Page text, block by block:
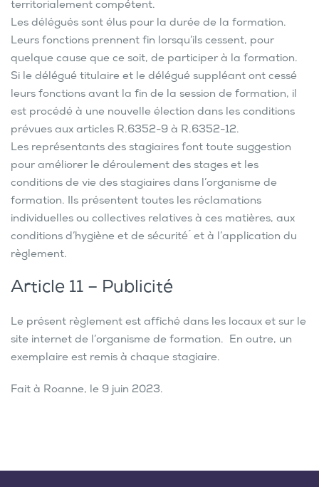
territorialement compétent.
Les délégués sont élus pour la durée de la formation.
Leurs fonctions prennent fin lorsqu’ils cessent, pour
quelque cause que ce soit, de participer à la formation.
Si le délégué titulaire et le délégué suppléant ont cessé
leurs fonctions avant la fin de la session de formation, il
est procédé à une nouvelle élection dans les conditions
prévues aux articles R.6352-9 à R.6352-12.
Les représentants des stagiaires font toute suggestion
pour améliorer le déroulement des stages et les
conditions de vie des stagiaires dans l’organisme de
formation. Ils présentent toutes les réclamations
individuelles ou collectives relatives à ces matières, aux
conditions d’hygiène et de sécurité ́ et à l’application du
règlement.
Article 11 – Publicité
Le présent règlement est affiché dans les locaux et sur le
site internet de l’organisme de formation. En outre, un
exemplaire est remis à chaque stagiaire.
Fait à Roanne, le 9 juin 2023.